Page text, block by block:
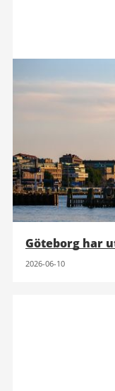
Göteborg har
2026-06-10